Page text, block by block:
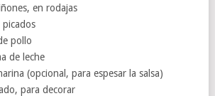
en rodajas
pollo
de leche
(opcional, para espesar la salsa)
para decorar